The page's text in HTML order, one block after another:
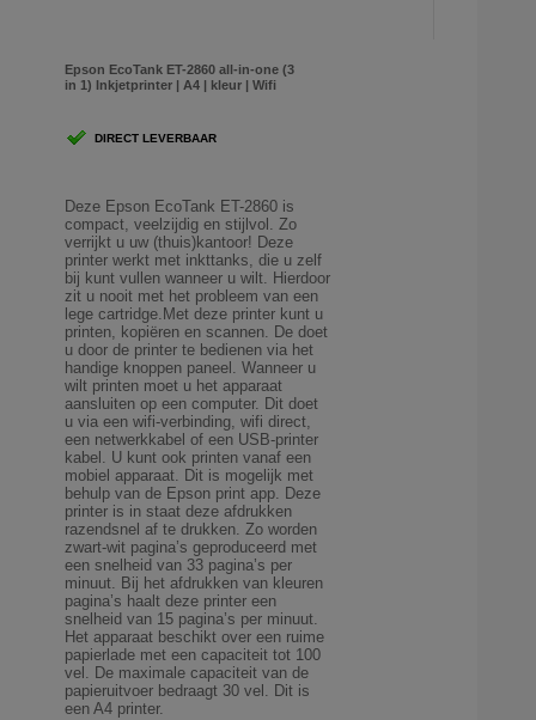
Epson EcoTank ET-2860 all-in-one (3
in 1) Inkjetprinter | A4 | kleur | Wifi
DIRECT LEVERBAAR
Deze Epson EcoTank ET-2860 is
compact, veelzijdig en stijlvol. Zo
verrijkt u uw (thuis)kantoor! Deze
printer werkt met inkttanks, die u zelf
bij kunt vullen wanneer u wilt. Hierdoor
zit u nooit met het probleem van een
lege cartridge.Met deze printer kunt u
printen, kopiëren en scannen. De doet
u door de printer te bedienen via het
handige knoppen paneel. Wanneer u
wilt printen moet u het apparaat
aansluiten op een computer. Dit doet
u via een wifi-verbinding, wifi direct,
een netwerkkabel of een USB-printer
kabel. U kunt ook printen vanaf een
mobiel apparaat. Dit is mogelijk met
behulp van de Epson print app. Deze
printer is in staat deze afdrukken
razendsnel af te drukken. Zo worden
zwart-wit pagina’s geproduceerd met
een snelheid van 33 pagina’s per
minuut. Bij het afdrukken van kleuren
pagina’s haalt deze printer een
snelheid van 15 pagina’s per minuut.
Het apparaat beschikt over een ruime
papierlade met een capaciteit tot 100
vel. De maximale capaciteit van de
papieruitvoer bedraagt 30 vel. Dit is
een A4 printer.